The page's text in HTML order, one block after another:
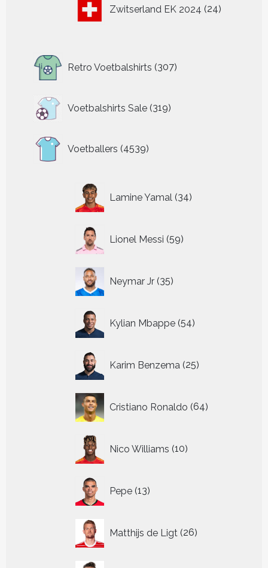
Zwitserland EK 2024 24
producten
Retro Voetbalshirts 307
producten
Voetbalshirts Sale 319
319
producten
Voetballers 4539
producten
Lamine Yamal 34
producten
Lionel Messi 59
producten
Neymar Jr 35
producten
Kylian Mbappe 54
producten
Karim Benzema 25
producten
Cristiano Ronaldo 64
producten
Nico Williams 10
producten
Pepe 13
producten
Matthijs de Ligt 26
producten